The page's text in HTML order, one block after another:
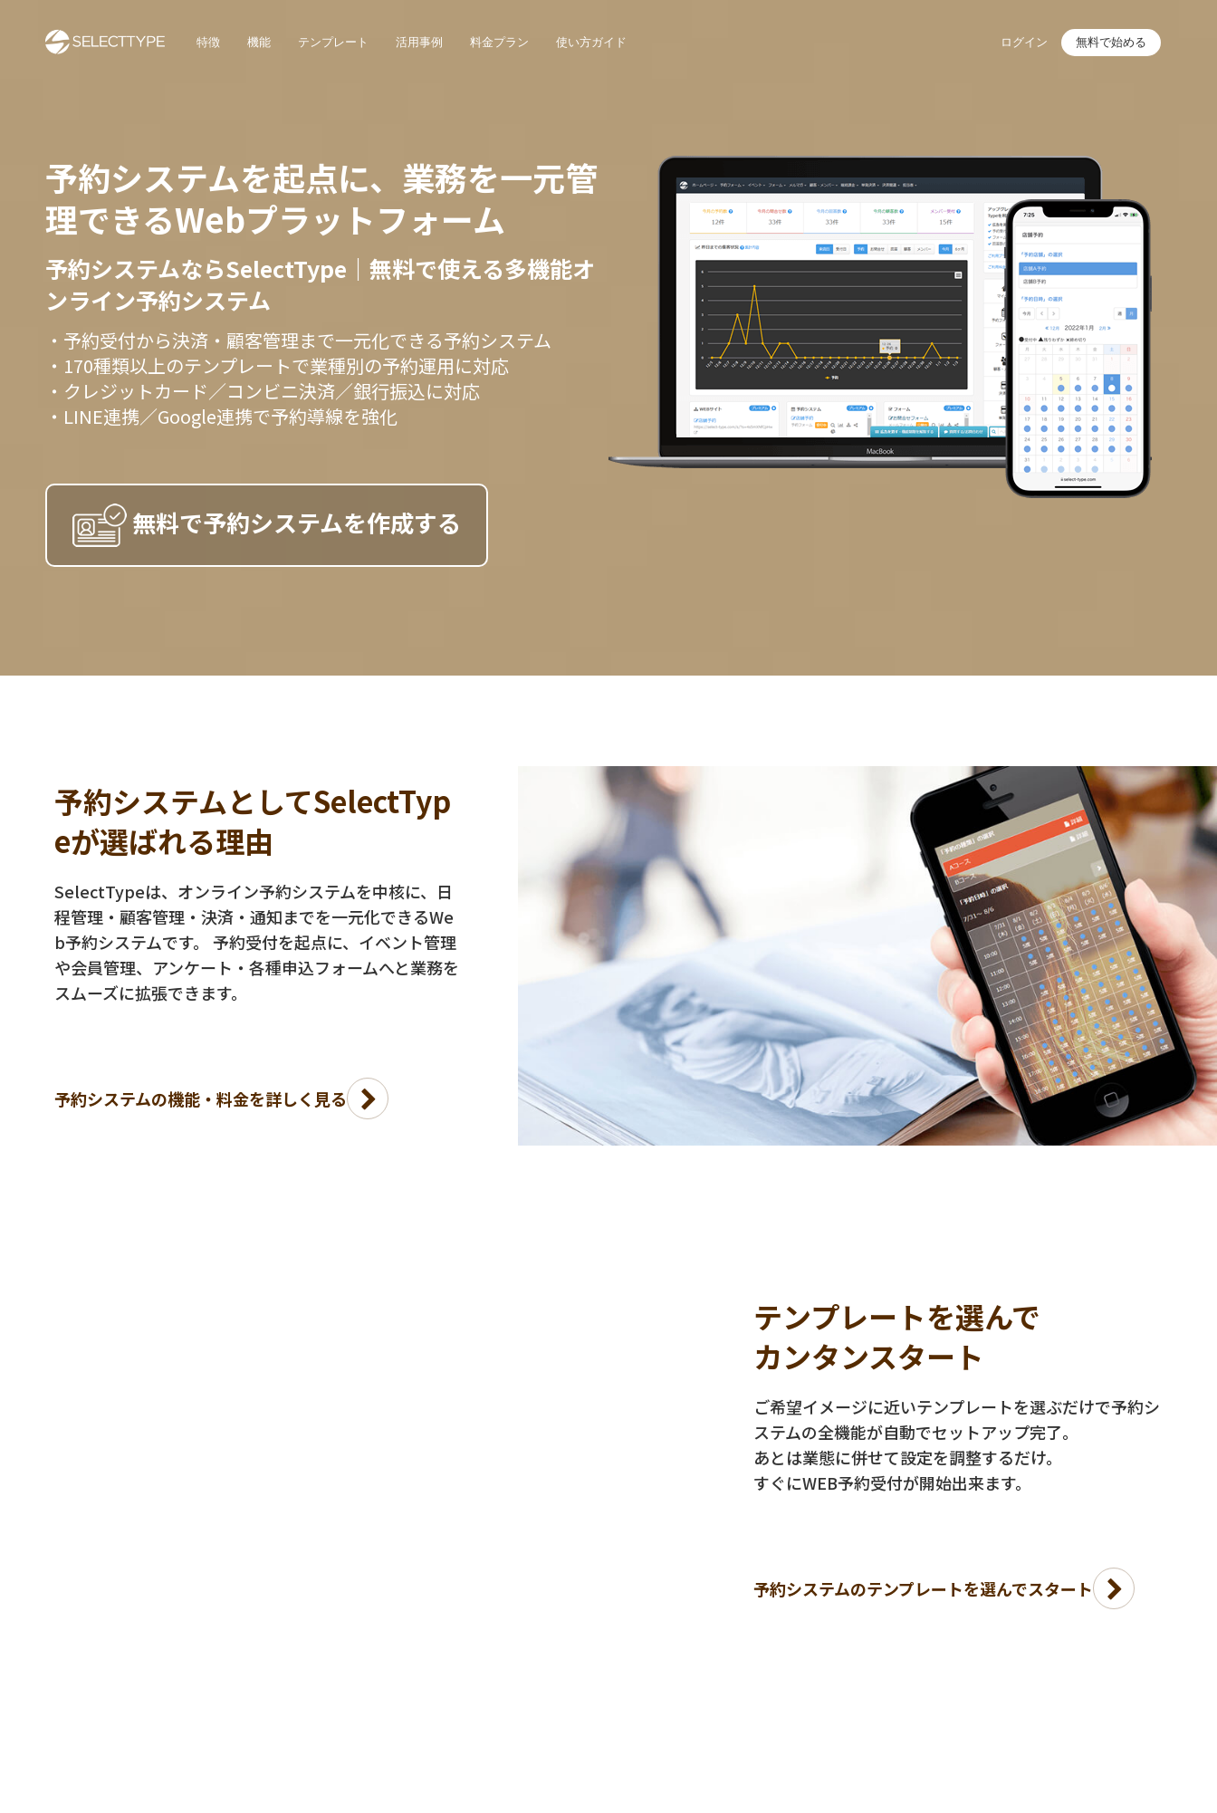
特徴 機能 テンプレート 活用事例 料金プラン 使い方ガイド ログイン 無料で始める
予約システムを起点に、業務を一元管
理できるWebプラットフォーム
予約システムならSelectType｜無料で使える多機能オ
ンライン予約システム
・予約受付から決済・顧客管理まで一元化できる予約システム
・170種類以上のテンプレートで業種別の予約運用に対応
・クレジットカード／コンビニ決済／銀行振込に対応
・LINE連携／Google連携で予約導線を強化
無料で予約システムを作成する
予約システムとしてSelectTyp
eが選ばれる理由
SelectTypeは、オンライン予約システムを中核に、日
程管理・顧客管理・決済・通知までを一元化できるWe
b予約システムです。 予約受付を起点に、イベント管理
や会員管理、アンケート・各種申込フォームへと業務を
スムーズに拡張できます。
予約システムの機能・料金を詳しく見る
テンプレートを選んで
カンタンスタート
ご希望イメージに近いテンプレートを選ぶだけで予約シ
ステムの全機能が自動でセットアップ完了。
あとは業態に併せて設定を調整するだけ。
すぐにWEB予約受付が開始出来ます。
予約システムのテンプレートを選んでスタート